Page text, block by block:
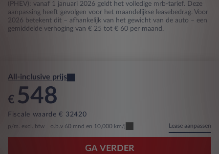
(PHEV): vanaf 1 januari 2026 geldt het volledige mrb-tarief. Deze
aanpassing heeft gevolgen voor het maandelijkse leasebedrag. Voor
2026 betekent dit – afhankelijk van het gewicht van de auto – een
gemiddelde verhoging van € 25 tot € 60 per maand.
All-inclusive prijs
€ 548
Fiscale waarde € 32420
p/m. excl. btw o.b.v 60 mnd en 10,000 km/j Lease aanpassen
GA VERDER